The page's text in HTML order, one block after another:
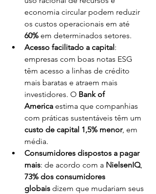
economia circular podem reduzir
os custos operacionais em até
60% em determinados setores.
Acesso facilitado a capital:
empresas com boas notas ESG
têm acesso a linhas de crédito
mais baratas e atraem mais
investidores. O Bank of
America estima que companhias
com práticas sustentáveis têm um
custo de capital 1,5% menor, em
média.
Consumidores dispostos a pagar
mais: de acordo com a NielsenIQ,
73% dos consumidores
globais dizem que mudariam seus